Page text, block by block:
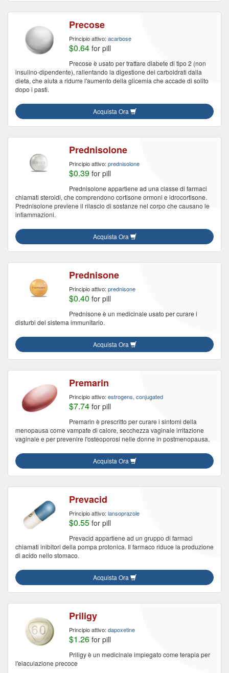
Precose
Principio attivo: acarbose
$0.64 for pill
Precose è usato per trattare diabete di tipo 2 (non
insulino-dipendente), rallentando la digestione dei carboidrati dalla
dieta, che aiuta a ridurre l'aumento della glicemia che accade di solito
dopo i pasti.
Acquista Ora
Prednisolone
Principio attivo: prednisolone
$0.39 for pill
Prednisolone appartiene ad una classe di farmaci
chiamati steroidi, che comprendono cortisone ormoni e idrocortisone.
Prednisolone previene il rilascio di sostanze nel corpo che causano le
infiammazioni.
Acquista Ora
Prednisone
Principio attivo: prednisone
$0.40 for pill
Prednisone è un medicinale usato per curare i
disturbi del sistema immunitario.
Acquista Ora
Premarin
Principio attivo: estrogens, conjugated
$7.74 for pill
Premarin è prescritto per curare i sintomi della
menopausa come vampate di calore, secchezza vaginale irritazione
vaginale e per prevenire l'osteoporosi nelle donne in postmenopausa.
Acquista Ora
Prevacid
Principio attivo: lansoprazole
$0.55 for pill
Prevacid appartiene ad un gruppo di farmaci
chiamati inibitori della pompa protonica. Il farmaco riduce la produzione
di acido nello stomaco.
Acquista Ora
Priligy
Principio attivo: dapoxetine
$1.26 for pill
Priligy è un medicinale impiegato come terapia per
l'eiaculazione precoce